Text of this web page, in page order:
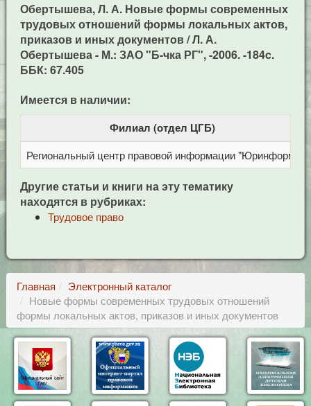
Обертышева, Л. А. Новые формы современных
трудовых отношений формы локальных актов,
приказов и иных документов / Л. А.
Обертышева - М.: ЗАО "Б-чка РГ", -2006. -184c.
ББК: 67.405
Имеется в наличии:
Филиал (отдел ЦГБ)
Региональный центр правовой информации "Юринформ"
Другие статьи и книги на эту тематику
находятся в рубриках:
Трудовое право
Главная
Электронный каталог
Новые формы современных трудовых отношений
формы локальных актов, приказов и иных документов